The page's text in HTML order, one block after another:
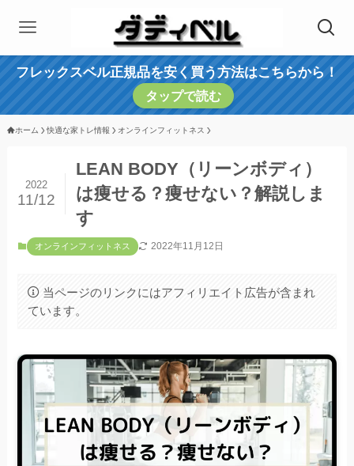
フレックスベル正規品を安く買う方法はこちらから！
タップで読む
ホーム 快適な家トレ情報 オンラインフィットネス
LEAN BODY（リーンボディ）
は痩せる？痩せない？解説しま
す
2022
11/12
オンラインフィットネス 2022年11月12日
当ページのリンクにはアフィリエイト広告が含まれ
ています。